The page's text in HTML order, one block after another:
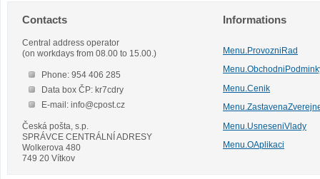
Contacts
Central address operator
(on workdays from 08.00 to 15.00.)
Phone: 954 406 285
Data box ČP: kr7cdry
E-mail: info@cpost.cz
Česká pošta, s.p.
SPRÁVCE CENTRÁLNÍ ADRESY
Wolkerova 480
749 20 Vítkov
Informations
Menu.ProvozniRad
Menu.Cenik
Menu.UsneseniVlady
Menu.OAplikaci